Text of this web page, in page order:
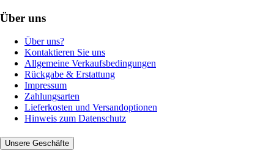
Über uns
Über uns?
Kontaktieren Sie uns
Allgemeine Verkaufsbedingungen
Rückgabe & Erstattung
Impressum
Zahlungsarten
Lieferkosten und Versandoptionen
Hinweis zum Datenschutz
Unsere Geschäfte